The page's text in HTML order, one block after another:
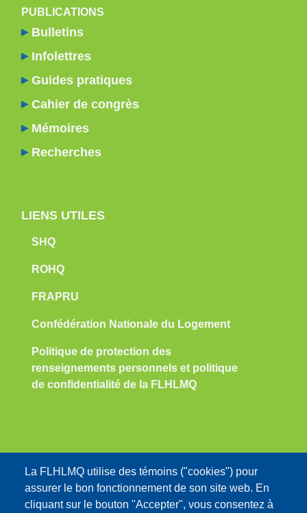
PUBLICATIONS
Bulletins
Infolettres
Guides pratiques
Cahier de congrès
Mémoires
Recherches
LIENS UTILES
SHQ
ROHQ
FRAPRU
Confédération Nationale du Logement
Politique de protection des
renseignements personnels et politique
de confidentialité de la FLHLMQ
Nous contacter:
info@flhlmq.com
La FLHLMQ utilise des témoins ("cookies") pour
assurer le bon fonctionnement de son site web. En
cliquant sur le bouton "Accepter", vous consentez à